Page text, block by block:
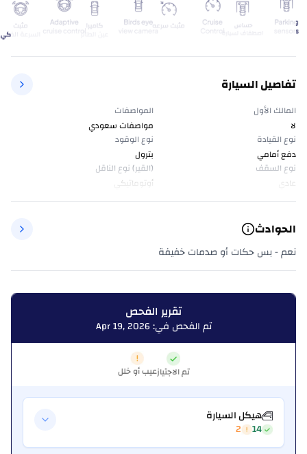
تفاصيل السيارة
المالك الأول
لا
المواصفات
مواصفات سعودي
نوع القيادة
دفع أمامي
نوع الوقود
بترول
نوع السقف
عادي
(القير) نوع الناقل
أوتوماتيكي
الحوادث
نعم - بس حكات أو صدمات خفيفة
تقرير الفحص
تم الفحص في: Apr 19, 2026
تم الاجتيازعيب أو خلل
هيكل السيارة
14
2